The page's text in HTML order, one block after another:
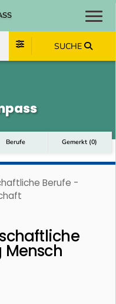
SUCHE
Berufe Gemerkt (0)
Berufe -